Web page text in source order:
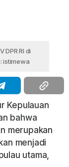
DPR RI di
istimewa
Kepulauan
bahwa
merupakan
menjadi
utama,